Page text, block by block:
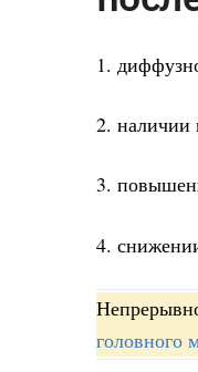
1.
2. наличии
3.
4.
головного